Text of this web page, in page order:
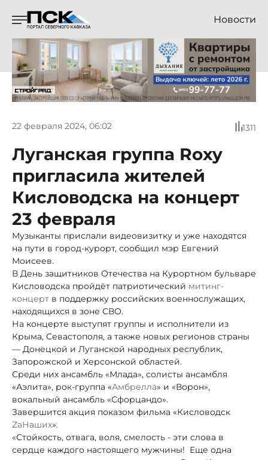
Новости
22 февраля 2024, 06:02 1311
Луганская группа Roxy
пригласила жителей
Кисловодска на концерт
23 февраля
Музыканты прислали видеовизитку и уже находятся
на пути в город-курорт, сообщил мэр Евгений
Моисеев.
В День защитников Отечества на Курортном бульваре
Кисловодска пройдёт патриотический митинг-
концерт в поддержку российских военнослужащих,
находящихся в зоне СВО.
На концерте выступят группы и исполнители из
Крыма, Севастополя, а также новых регионов страны
— Донецкой и Луганской народных республик,
Запорожской и Херсонской областей.
Среди них ансамбль «Млада», солисты ансамбля
«Аэлита», рок-группа «Амбрелла» и «Ворон»,
вокальный ансамбль «Сфорцандо».
Завершится акция показом фильма «Кисловодск
ZaНаших».
«Стойкость, отвага, воля, смелость - эти слова в
сердце каждого настоящего мужчины! Еще одна